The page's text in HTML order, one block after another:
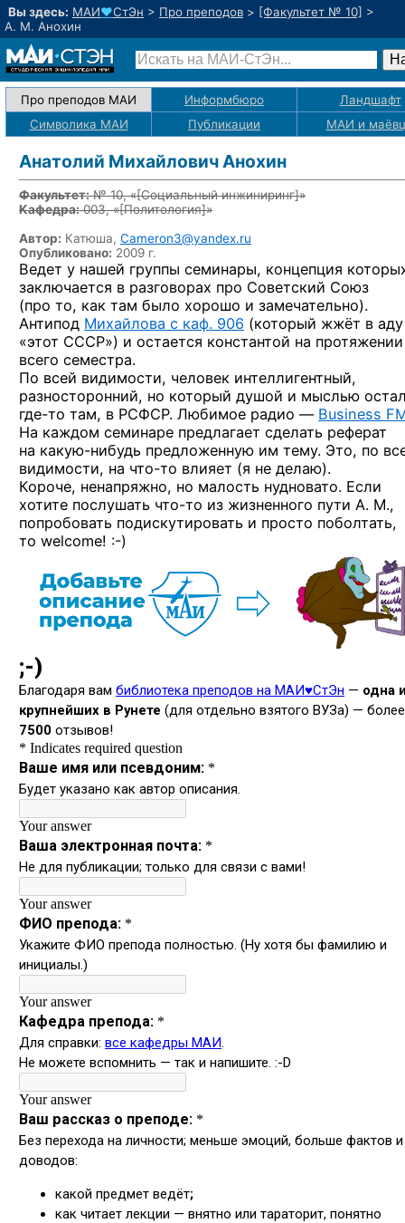
Вы здесь: МАИ♥СтЭн > Про преподов > [Факультет № 10] >
А. М. Анохин
Про преподов МАИ Информбюро
Ландшафт
Символика МАИ
Публикации МАИ и
Анатолий Михайлович Анохин
Факультет:№ 10, «[Социальный инжиниринг]»
Кафедра:003, «[Политология]»
Автор: Катюша, Cameron3@yandex.ru
Опубликовано: 2009 г.
Ведет у нашей группы семинары, концепция
заключается в разговорах про Советский Союз
(про то, как там было хорошо и замечательно).
Антипод Михайлова с каф. 906 (который жжёт в аду
«этот СССР») и остается константой на протяжении
всего семестра.
По всей видимости, человек интеллигентный,
разносторонний, но который душой и мыслью
где-то там, в РСФСР. Любимое радио — Business
На каждом семинаре предлагает сделать реферат
на какую-нибудь предложенную им тему. Это, по
видимости, на что-то влияет (я не делаю).
Короче, ненапряжно, но малость нудновато. Если
хотите послушать что-то из жизненного пути А. М.,
попробовать подискутировать и просто поболтать,
то welcome! :-)